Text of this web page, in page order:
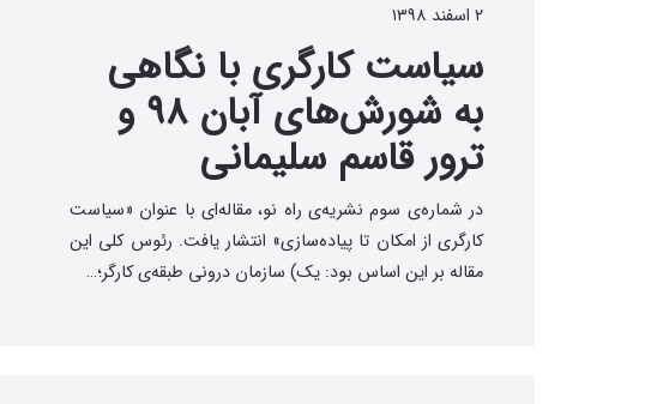
۲ اسفند ۱۳۹۸
سیاست کارگری با نگاهی
به شورش‌های آبان ۹۸ و
ترور قاسم سلیمانی
در شماره‌ی سوم نشریه‌ی راه نو، مقاله‌ای با عنوان «سیاست
کارگری از امکان تا پیاده‌سازی» انتشار یافت. رئوس کلی این
مقاله بر این اساس بود: یک) سازمان درونی طبقه‌ی کارگر؛…